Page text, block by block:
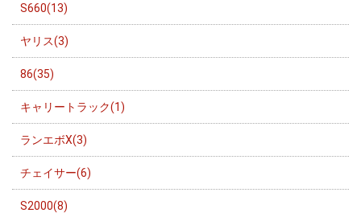
S660(13)
ヤリス(3)
86(35)
キャリートラック(1)
ランエボX(3)
チェイサー(6)
S2000(8)